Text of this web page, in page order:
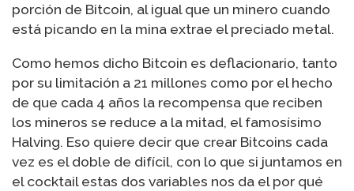
porción de Bitcoin, al igual que un minero cuando
está picando en la mina extrae el preciado metal.
Como hemos dicho Bitcoin es deflacionario, tanto
por su limitación a 21 millones como por el hecho
de que cada 4 años la recompensa que reciben
los mineros se reduce a la mitad, el famosísimo
Halving. Eso quiere decir que crear Bitcoins cada
vez es el doble de difícil, con lo que si juntamos en
el cocktail estas dos variables nos da el por qué